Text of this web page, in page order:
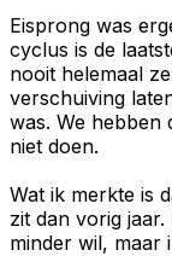
Eisprong was
cyclus is de
nooit helemaal
verschuiving
was. We hebben
niet doen.
Wat ik merkte is
zit dan vorig
minder wil, maar